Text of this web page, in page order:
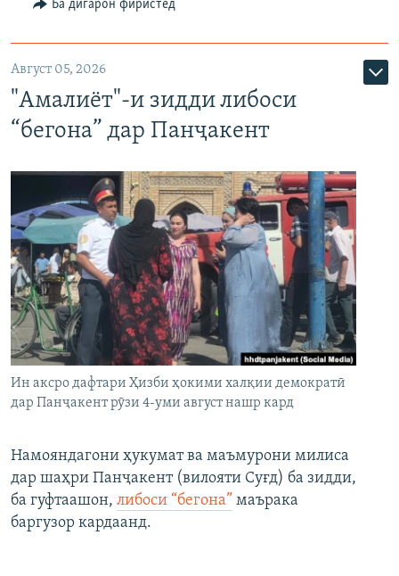
Ба дигарон фиристед
Август 05, 2026
"Амалиёт"-и зидди либоси
“бегона” дар Панҷакент
Ин аксро дафтари Ҳизби ҳокими халқии демократӣ
дар Панҷакент рӯзи 4-уми август нашр кард
Намояндагони ҳукумат ва маъмурони милиса
дар шаҳри Панҷакент (вилояти Суғд) ба зидди,
ба гуфтаашон, либоси “бегона” маърака
баргузор кардаанд.